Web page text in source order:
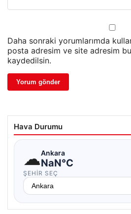
Daha sonraki yorumlarımda
posta adresim ve site adresim bu
kaydedilsin.
Hava Durumu
☁Ankara
NaN°C
ŞEHIR SEÇ